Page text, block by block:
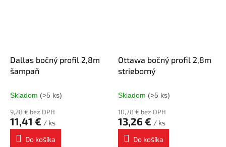
Dallas bočný profil 2,8m
šampaň
Skladom (>5 ks)
9,28 € bez DPH
11,41 € / ks
Do košíka
Ottawa bočný profil 2,8m
strieborný
Skladom (>5 ks)
10,78 € bez DPH
13,26 € / ks
Do košíka